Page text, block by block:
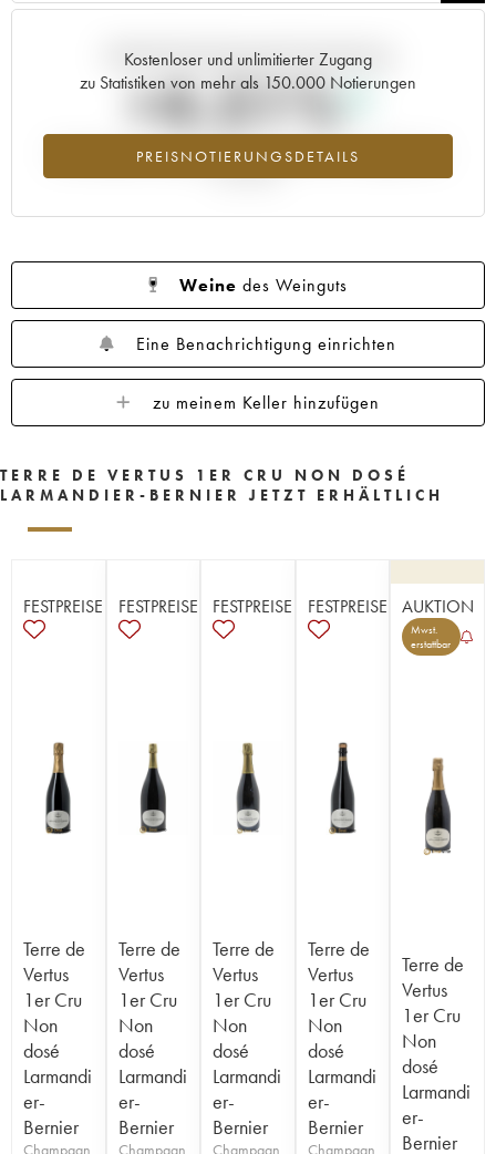
Kostenloser und unlimitierter Zugang
zu Statistiken von mehr als 150.000 Notierungen
PREISNOTIERUNGSDETAILS
Aktuelle Entwicklung der Preisnotierung
+4.51%
Preisanstiegs des Jahrgangs 2010 im Jahr 2026 im Vergleich zum
Weine des Weinguts
Eine Benachrichtigung einrichten
zu meinem Keller hinzufügen
TERRE DE VERTUS 1ER CRU NON DOSÉ
LARMANDIER-BERNIER JETZT ERHÄLTLICH
FESTPREISE
Terre de
Vertus
1er Cru
Non
dosé
Larmandi
er-
Bernier
Champagn
FESTPREISE
Terre de
Vertus
1er Cru
Non
dosé
Larmandi
er-
Bernier
Champagn
FESTPREISE
Terre de
Vertus
1er Cru
Non
dosé
Larmandi
er-
Bernier
Champagn
FESTPREISE
Terre de
Vertus
1er Cru
Non
dosé
Larmandi
er-
Bernier
Champagn
AUKTION
Mwst.
erstattbar
Terre de
Vertus
1er Cru
Non
dosé
Larmandi
er-
Bernier